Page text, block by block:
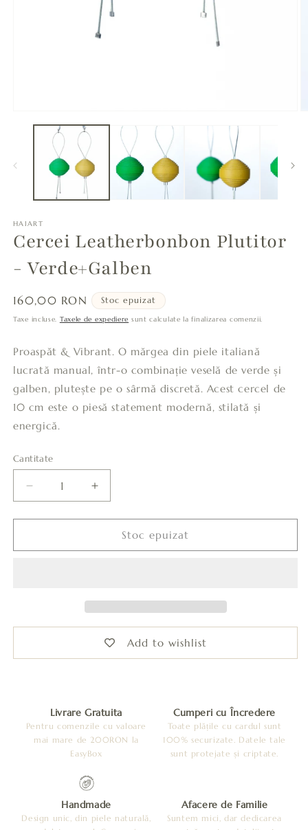
HAIART
Cercei Leatherbonbon Plutitor
- Verde+Galben
Preț
obișnuit
160,00 RON Stoc epuizat
Taxe incluse. Taxele de expediere sunt calculate la finalizarea comenzii.
Proaspăt & Vibrant. O mărgea din piele italiană
lucrată manual, într-o combinație veselă de verde și
galben, plutește pe o sârmă discretă. Acest cercel de
10 cm este o piesă statement modernă, stilată și
energică.
Cantitate
Cantitate
Reduceți
cantitatea
pentru
Leatherbonbon
Creșteți
cantitatea
pentru
Cercei
Leatherbonbon
Stoc epuizat
Add to wishlist
Livrare Gratuita
Pentru comenzile cu valoare
mai mare de 200RON la
EasyBox
Cumperi cu Încredere
Toate plățile cu cardul sunt
100% securizate. Datele tale
sunt protejate și criptate.
Handmade
Design unic, din piele naturală,
Afacere de Familie
Suntem mici, dar dedicarea